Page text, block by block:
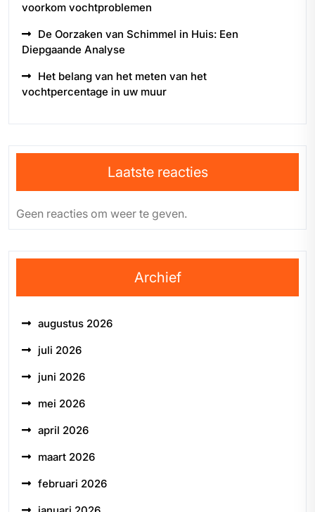
voorkom vochtproblemen
De Oorzaken van Schimmel in Huis: Een
Diepgaande Analyse
Het belang van het meten van het
vochtpercentage in uw muur
Laatste reacties
Geen reacties om weer te geven.
Archief
augustus 2026
juli 2026
juni 2026
mei 2026
april 2026
maart 2026
februari 2026